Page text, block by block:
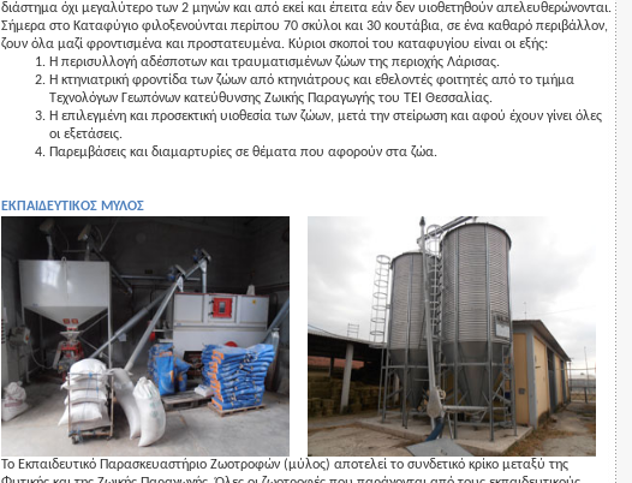
διάστημα όχι μεγαλύτερο των 2 μηνών και από εκεί και έπειτα εάν δεν υιοθετηθούν απελευθερώνονται.
Σήμερα στο Καταφύγιο φιλοξενούνται περίπου 70 σκύλοι και 30 κουτάβια, σε ένα καθαρό περιβάλλον,
ζουν όλα μαζί φροντισμένα και προστατευμένα. Κύριοι σκοποί του καταφυγίου είναι οι εξής:
Η περισυλλογή αδέσποτων και τραυματισμένων ζώων της περιοχής Λάρισας.
Η κτηνιατρική φροντίδα των ζώων από κτηνιάτρους και εθελοντές φοιτητές από το τμήμα
Τεχνολόγων Γεωπόνων κατεύθυνσης Ζωικής Παραγωγής του ΤΕΙ Θεσσαλίας.
Η επιλεγμένη και προσεκτική υιοθεσία των ζώων, μετά την στείρωση και αφού έχουν γίνει όλες
οι εξετάσεις.
Παρεμβάσεις και διαμαρτυρίες σε θέματα που αφορούν στα ζώα.
ΕΚΠΑΙΔΕΥΤΙΚΟΣ ΜΥΛΟΣ
Το Εκπαιδευτικό Παρασκευαστήριο Ζωοτροφών (μύλος) αποτελεί το συνδετικό κρίκο μεταξύ της